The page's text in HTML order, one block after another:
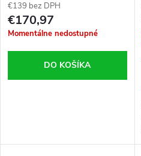
€139 bez DPH
€170,97
Momentálne nedostupné
DO KOŠÍKA